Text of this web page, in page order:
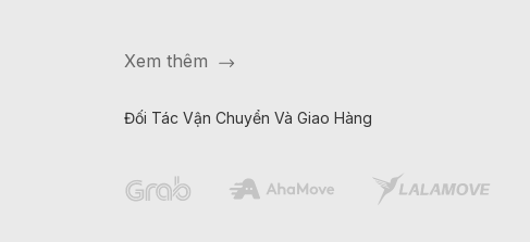
Xem thêm
Đối Tác Vận Chuyển Và Giao Hàng